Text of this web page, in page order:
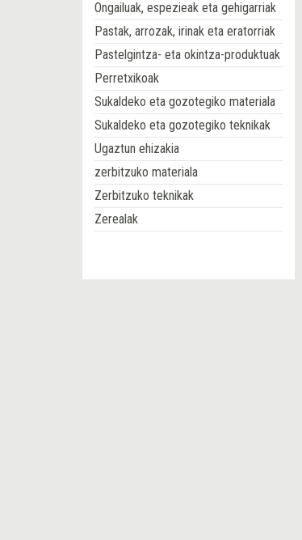
Ongailuak, espezieak eta gehigarriak
Pastak, arrozak, irinak eta eratorriak
Pastelgintza- eta okintza-produktuak
Perretxikoak
Sukaldeko eta gozotegiko materiala
Sukaldeko eta gozotegiko teknikak
Ugaztun ehizakia
zerbitzuko materiala
Zerbitzuko teknikak
Zerealak